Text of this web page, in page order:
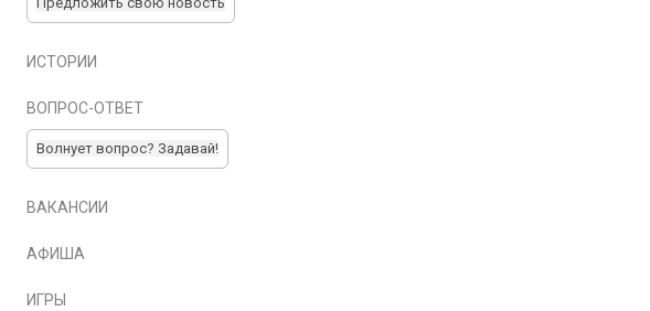
ИСТОРИИ
ВОПРОС-ОТВЕТ
Волнует вопрос? Задавай!
ВАКАНСИИ
АФИША
ИГРЫ